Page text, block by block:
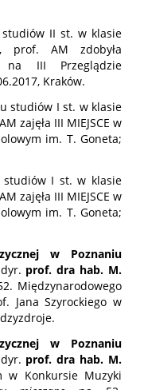
II st. w klasie
prof. AM zdobyła
na III Przeglądzie
Kraków.
studiów I st. w klasie
zajęła III MIEJSCE w
im. T. Goneta;
I st. w klasie
zajęła III MIEJSCE w
im. T. Goneta;
w Poznaniu
prof. dra hab. M.
Międzynarodowego
Jana Szyrockiego w
w Poznaniu
prof. dra hab. M.
w Konkursie Muzyki